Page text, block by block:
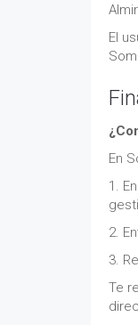
El
En
1.
2.
3.
Te